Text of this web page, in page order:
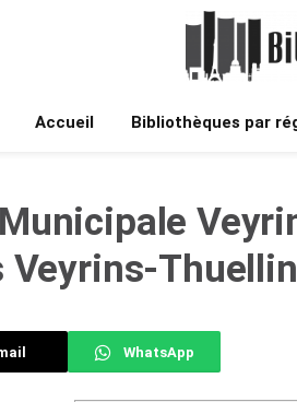
Accueil Bibliothèques par
Veyrins-
WhatsApp